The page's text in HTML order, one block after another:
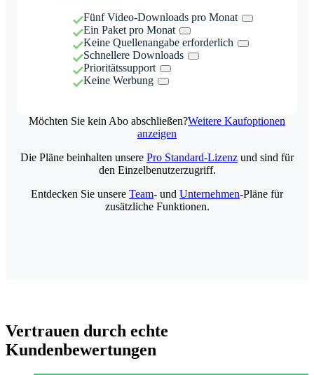
Fünf Video-Downloads pro Monat
Ein Paket pro Monat
Keine Quellenangabe erforderlich
Schnellere Downloads
Prioritätssupport
Keine Werbung
Möchten Sie kein Abo abschließen?Weitere Kaufoptionen
anzeigen
Die Pläne beinhalten unsere Pro Standard-Lizenz und sind für
den Einzelbenutzerzugriff.
Entdecken Sie unsere Team- und Unternehmen-Pläne für
zusätzliche Funktionen.
Vertrauen durch echte
Kundenbewertungen